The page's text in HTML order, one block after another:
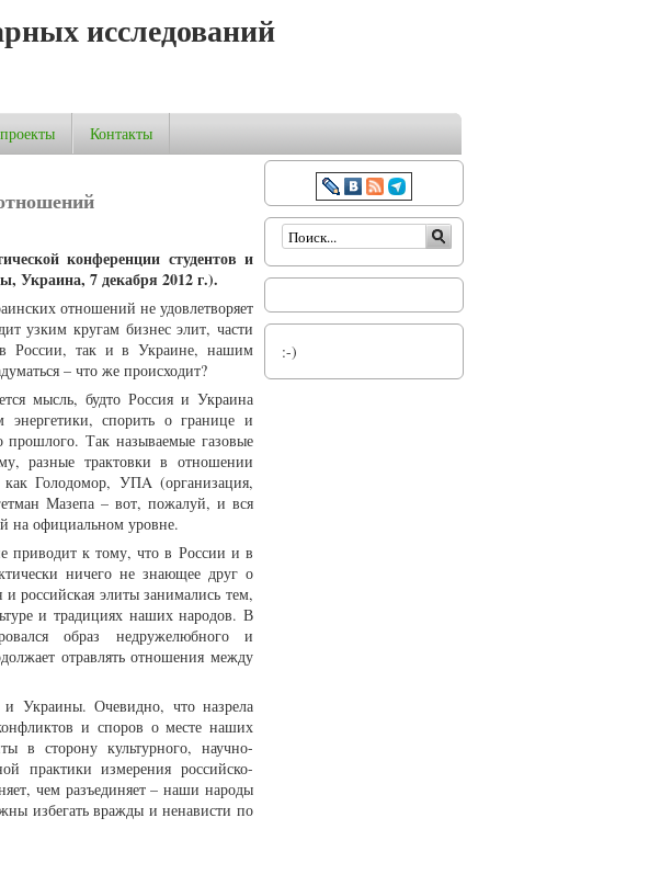
исследований
Контакты
конференции студентов и
Украина, 7 декабря 2012 г.).
отношений не удовлетворяет
узким кругам бизнес элит, части
в России, так и в Украине, нашим
– что же происходит?
мысль, будто Россия и Украина
энергетики, спорить о границе и
прошлого. Так называемые газовые
разные трактовки в отношении
Голодомор, УПA (организация,
Мазепа – вот, пожалуй, и вся
на официальном уровне.
приводит к тому, что в России и в
ничего не знающее друг о
российская элиты занимались тем,
и традициях наших народов. В
образ недружелюбного и
отравлять отношения между
и Украины. Очевидно, что назрела
и споров о месте наших
в сторону культурного, научно-
практики измерения российско-
чем разъединяет – наши народы
избегать вражды и ненависти по
Форма поиска
:-)